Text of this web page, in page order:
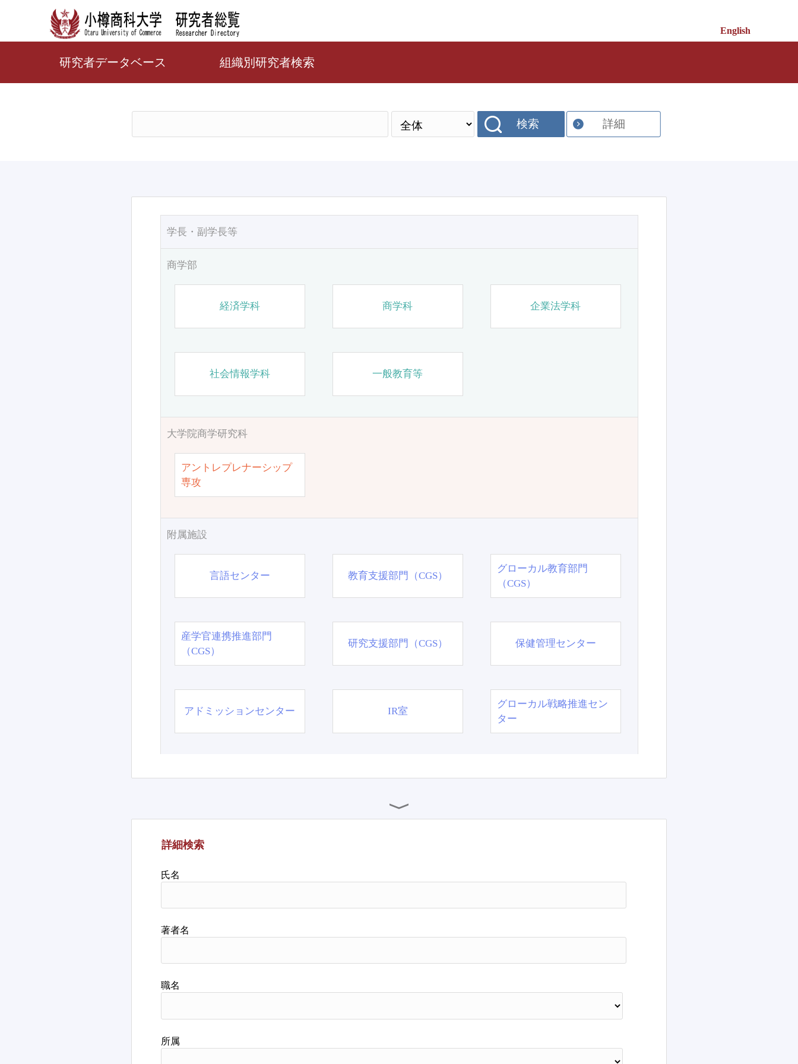
English
研究者データベース 組織別研究者検索
検索 詳細
学長・副学長等
商学部
経済学科 商学科 企業法学科
社会情報学科 一般教育等
大学院商学研究科
アントレプレナーシップ
専攻
附属施設
言語センター 教育支援部門（CGS）
グローカル教育部門
（CGS）
産学官連携推進部門
（CGS）
研究支援部門（CGS） 保健管理センター
アドミッションセンター IR室
グローカル戦略推進セン
ター
詳細検索
氏名
著者名
職名
所属